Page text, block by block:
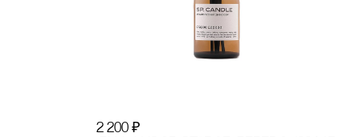
2 200 ₽